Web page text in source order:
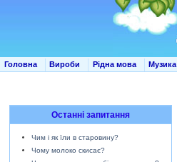
Головна Вироби Рідна мова Музика
Останні запитання
Чим і як їли в старовину?
Чому молоко скисає?